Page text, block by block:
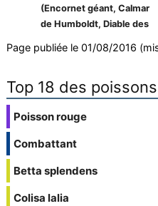
(Encornet géant, Calmar
de Humboldt, Diable des
Page publiée le 01/08/2016
Top 18 des poissons
Poisson rouge
Combattant
Betta splendens
Colisa lalia